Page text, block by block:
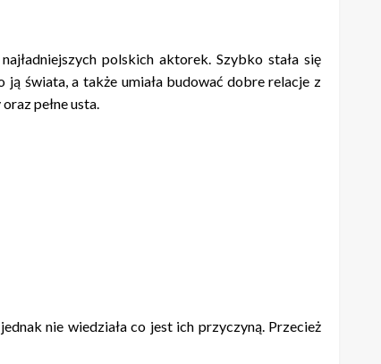
polskich aktorek. Szybko stała się
świata, a także umiała budować dobre relacje z
pełne usta.
nie wiedziała co jest ich przyczyną. Przecież